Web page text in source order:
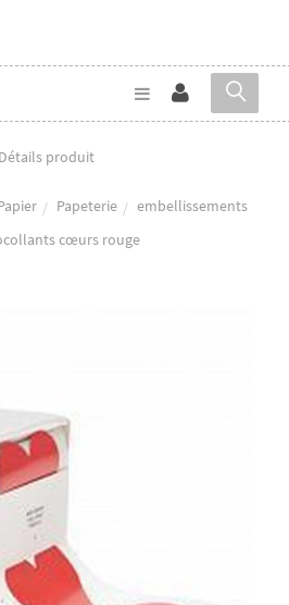
Détails produit
Papeterie
embellissements
cœurs rouge